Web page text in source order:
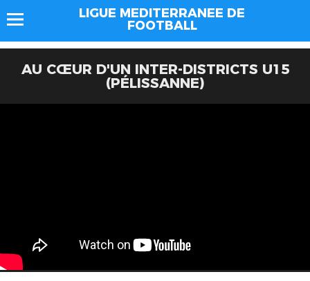
LIGUE MEDITERRANEE DE
FOOTBALL
AU CŒUR D'UN INTER-DISTRICTS U15
(PÉLISSANNE)